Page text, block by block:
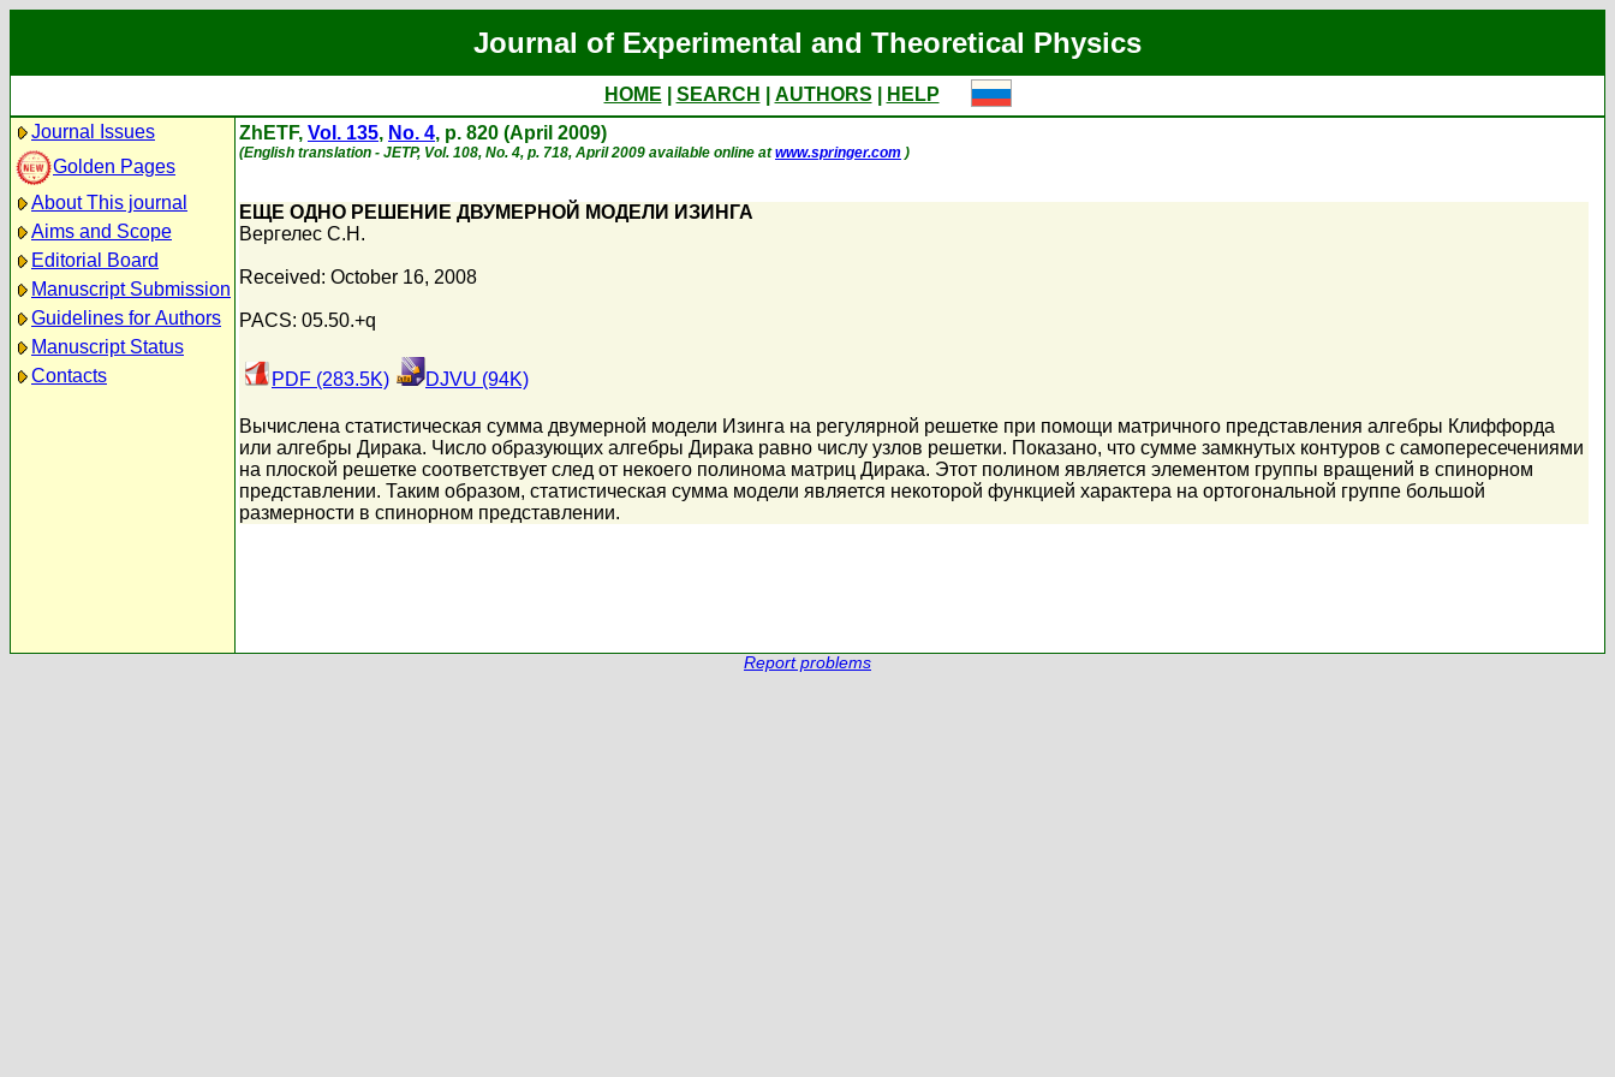
Journal of Experimental and Theoretical Physics
HOME SEARCH AUTHORS
HELP
Journal Issues
Golden Pages
About This journal
Aims and Scope
Editorial Board
Manuscript Submission
Guidelines for Authors
Manuscript Status
Contacts
ZhETF, Vol. 135, No. 4, p. 820 (April 2009)
(English translation - JETP, Vol. 108, No. 4, p. 718, April 2009 available online atwww.springer.com )
ЕЩЕ ОДНО РЕШЕНИЕ ДВУМЕРНОЙ МОДЕЛИ ИЗИНГА
Вергелес С.Н.
Received: October 16, 2008
PACS: 05.50.+q
PDF (283.5K) DJVU (94K)
Вычислена статистическая сумма двумерной модели Изинга на регулярной решетке при помощи матричного представления алгебры Клиффорда
или алгебры Дирака. Число образующих алгебры Дирака равно числу узлов решетки. Показано, что сумме замкнутых контуров с самопересечениями
на плоской решетке соответствует след от некоего полинома матриц Дирака. Этот полином является элементом группы вращений в спинорном
представлении. Таким образом, статистическая сумма модели является некоторой функцией характера на ортогональной группе большой
размерности в спинорном представлении.
Report problems